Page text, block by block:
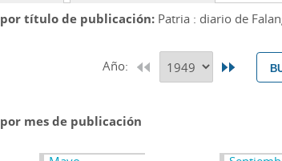
título de publicación Patria : diario de
Año:
mes de publicación